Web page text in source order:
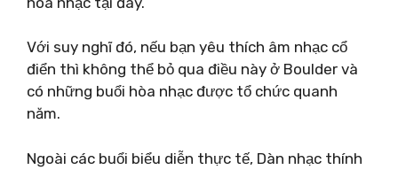
Với suy nghĩ đó, nếu bạn yêu thích âm nhạc cổ
điển thì không thể bỏ qua điều này ở Boulder và
có những buổi hòa nhạc được tổ chức quanh
năm.
Ngoài các buổi biểu diễn thực tế, Dàn nhạc thính